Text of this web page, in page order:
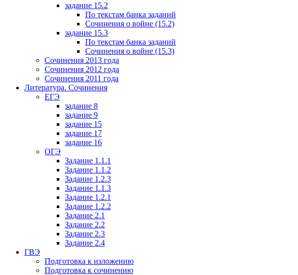
задание 15.2
По текстам банка заданий
Сочинения о войне (15.2)
задание 15.3
По текстам банка заданий
Сочинения о войне (15.3)
Сочинения 2013 года
Сочинения 2012 года
Сочинения 2011 года
Литература. Сочинения
ЕГЭ
задание 8
задание 9
задание 15
задание 17
задание 16
ОГЭ
Задание 1.1.1
Задание 1.1.2
Задание 1.2.3
Задание 1.1.3
Задание 1.2.1
Задание 1.2.2
Задание 2.1
Задание 2.2
Задание 2.3
Задание 2.4
ГВЭ
Подготовка к изложению
Подготовка к сочинению